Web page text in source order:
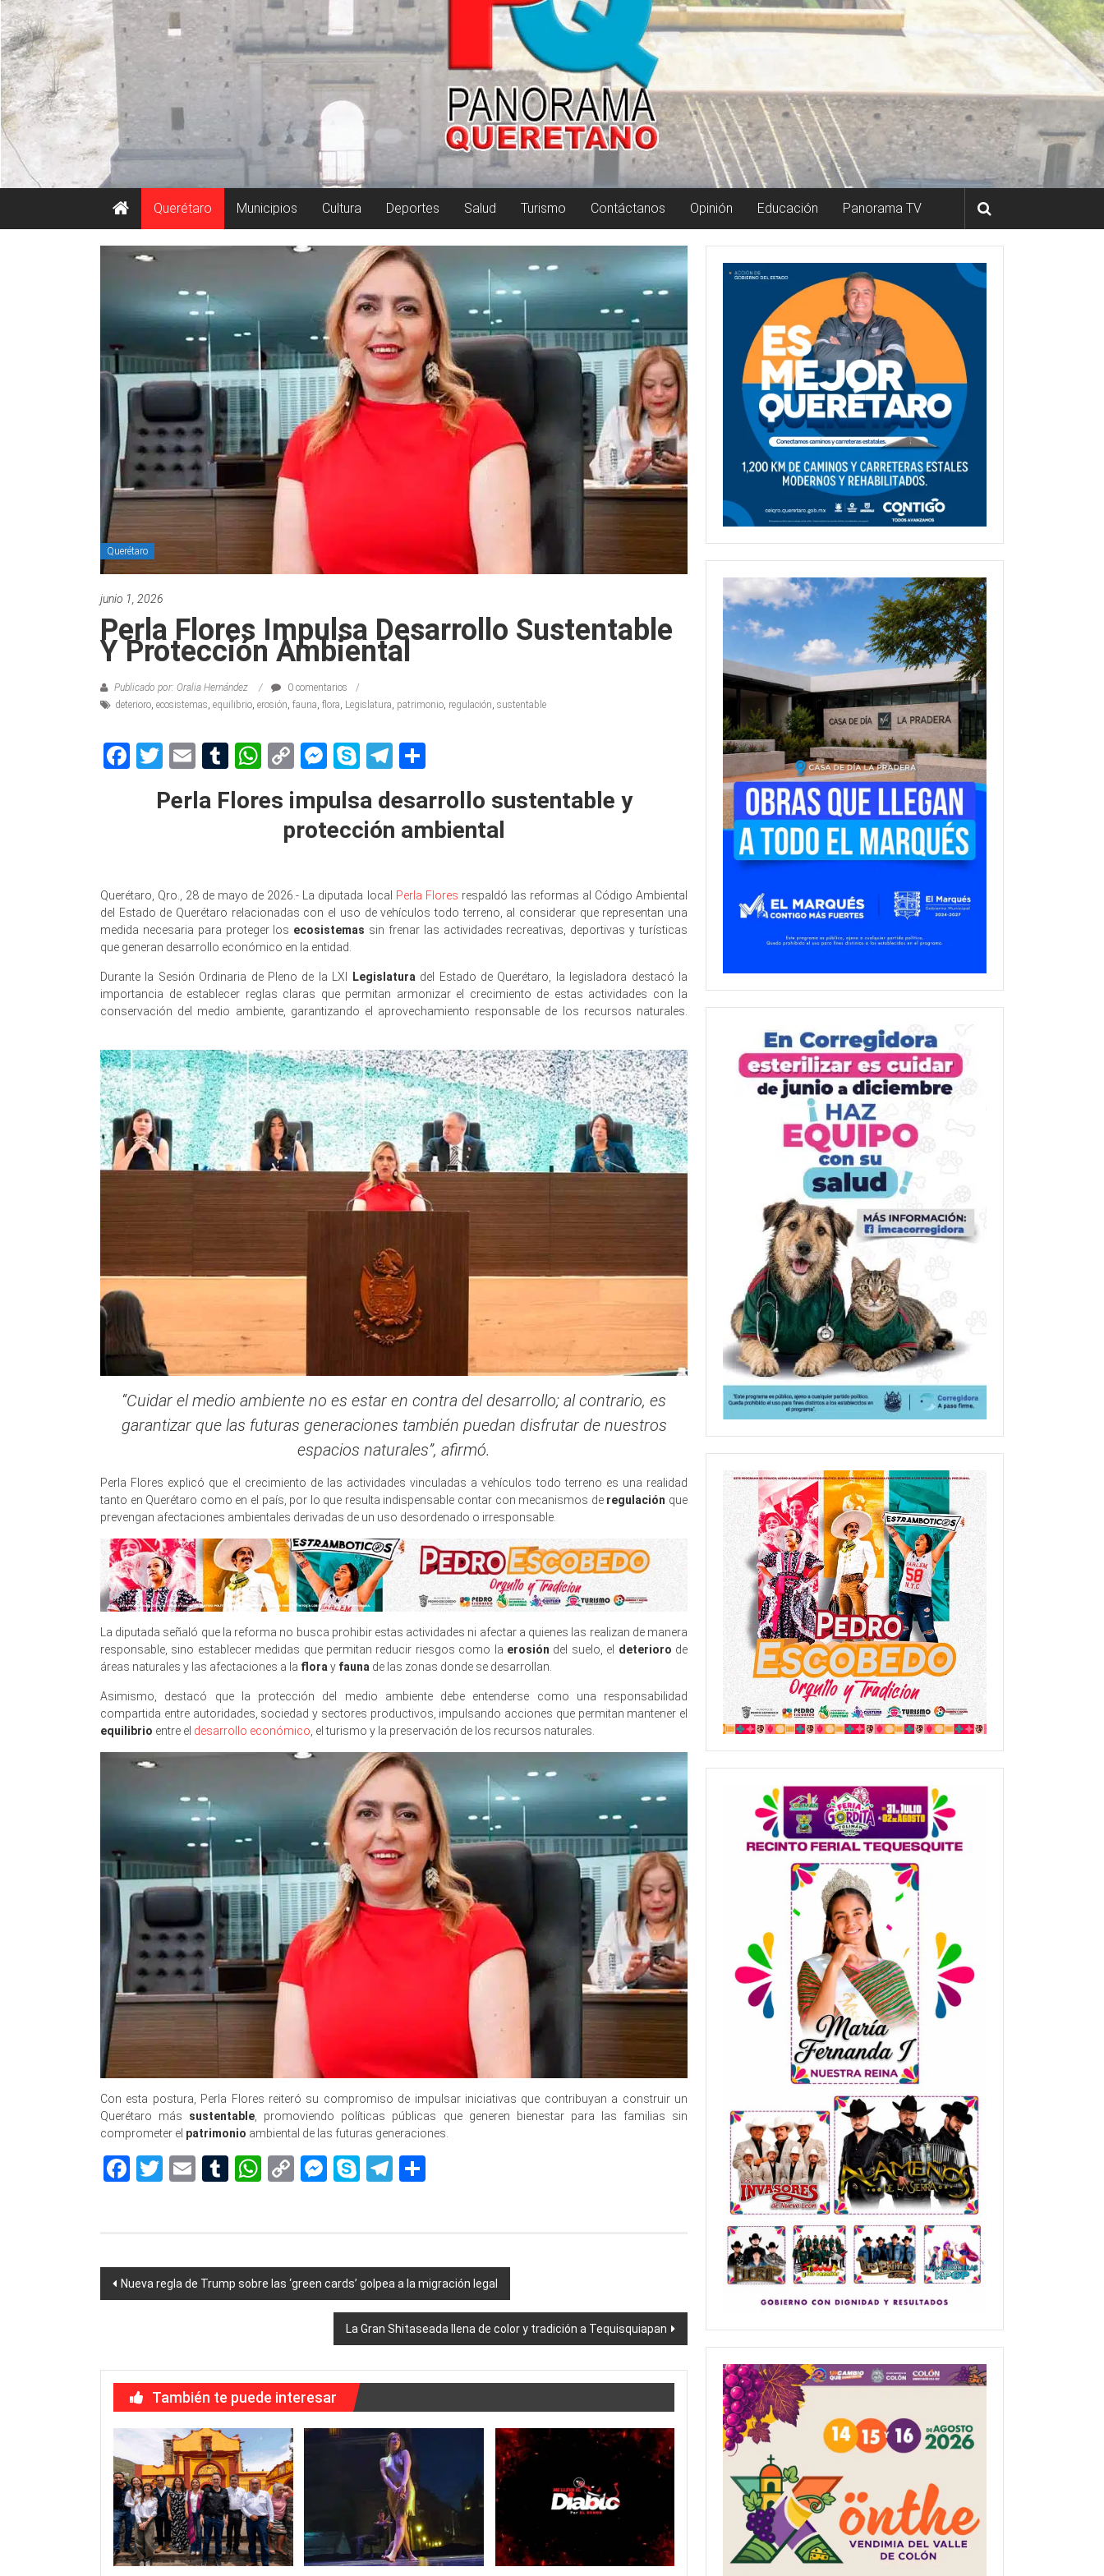
Querétaro Municipios Cultura Deportes Salud Turismo Contáctanos Opinión Educación Panorama TV
Querétaro
junio 1, 2026
Perla Flores Impulsa Desarrollo Sustentable
Y Protección Ambiental
Publicado por: Oralia Hernández
0 comentarios
deterioro, ecosistemas, equilibrio, erosión, fauna, flora, Legislatura, patrimonio, regulación, sustentable
Facebook
Twitter
EmailTumblr
WhatsApp
CopyMessenger
SkypeTelegram
Perla Flores impulsa desarrollo sustentable y
protección ambiental
Querétaro, Qro., 28 de mayo de 2026.- La diputada local Perla Flores respaldó las reformas al Código Ambiental
del Estado de Querétaro relacionadas con el uso de vehículos todo terreno, al considerar que representan una
medida necesaria para proteger los ecosistemas sin frenar las actividades recreativas, deportivas y turísticas
que generan desarrollo económico en la entidad.
Durante la Sesión Ordinaria de Pleno de la LXI Legislatura del Estado de Querétaro, la legisladora destacó la
importancia de establecer reglas claras que permitan armonizar el crecimiento de estas actividades con la
conservación del medio ambiente, garantizando el aprovechamiento responsable de los recursos naturales.
“Cuidar el medio ambiente no es estar en contra del desarrollo; al contrario, es
garantizar que las futuras generaciones también puedan disfrutar de nuestros
espacios naturales”, afirmó.
Perla Flores explicó que el crecimiento de las actividades vinculadas a vehículos todo terreno es una realidad
tanto en Querétaro como en el país, por lo que resulta indispensable contar con mecanismos de regulación que
prevengan afectaciones ambientales derivadas de un uso desordenado o irresponsable.
La diputada señaló que la reforma no busca prohibir estas actividades ni afectar a quienes las realizan de manera
responsable, sino establecer medidas que permitan reducir riesgos como la erosión del suelo, el deterioro de
áreas naturales y las afectaciones a la floray fauna de las zonas donde se desarrollan.
Asimismo, destacó que la protección del medio ambiente debe entenderse como una responsabilidad
compartida entre autoridades, sociedad y sectores productivos, impulsando acciones que permitan mantener el
equilibrio entre el desarrollo económico, el turismo y la preservación de los recursos naturales.
Con esta postura, Perla Flores reiteró su compromiso de impulsar iniciativas que contribuyan a construir un
Querétaro más sustentable, promoviendo políticas públicas que generen bienestar para las familias sin
comprometer el patrimonio ambiental de las futuras generaciones.
Facebook
Twitter
EmailTumblr
WhatsApp
CopyMessenger
SkypeTelegram
Navegación
Nueva regla de Trump sobre las ‘green cards’ golpea a la migración legal
La Gran Shitaseada llena de color y tradición a Tequisquiapan
También te puede interesar